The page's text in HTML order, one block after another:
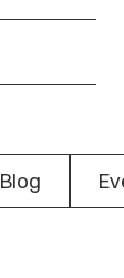
Blog